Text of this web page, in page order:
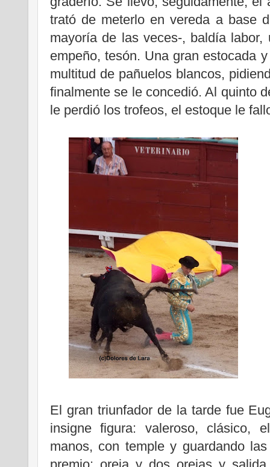
trató de meterlo en vereda a base
mayoría de las veces-, baldía
empeño, tesón. Una gran estocada
multitud de pañuelos blancos,
finalmente se le concedió. Al quinto
le perdió los trofeos, el estoque le
El gran triunfador de la tarde fue
insigne figura: valeroso, clásico,
manos, con temple y guardando